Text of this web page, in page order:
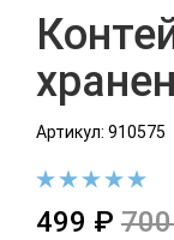
Артикул: 910575
499 ₽